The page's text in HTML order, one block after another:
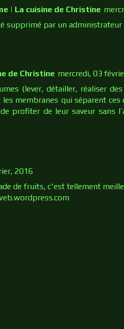
| La cuisine de Christine
supprimé par un administrateur
de Christine mercredi, 03
(lever, détailler, réaliser
membranes qui séparent
profiter de leur saveur sans
2016
de fruits, c'est tellement